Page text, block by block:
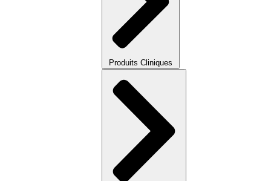
Produits Cliniques